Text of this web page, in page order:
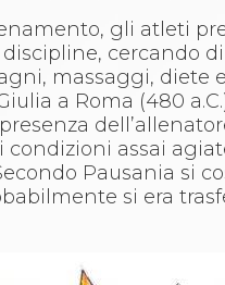
gli atleti
cercando
massaggi, diete
a Roma (480
assai
Pausania si
si era